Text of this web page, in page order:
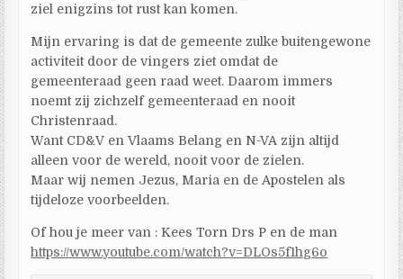
ziel enigzins tot rust kan komen.
Mijn ervaring is dat de gemeente zulke buitengewone
activiteit door de vingers ziet omdat de
gemeenteraad geen raad weet. Daarom immers
noemt zij zichzelf gemeenteraad en nooit
Christenraad.
Want CD&V en Vlaams Belang en N-VA zijn altijd
alleen voor de wereld, nooit voor de zielen.
Maar wij nemen Jezus, Maria en de Apostelen als
tijdeloze voorbeelden.
Of hou je meer van : Kees Torn Drs P en de man
https://www.youtube.com/watch?v=DLOs5f1hg6o